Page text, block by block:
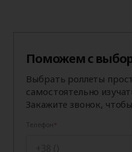
Поможем с
Выбрать роллеты
самостоятельно
Закажите звонок,